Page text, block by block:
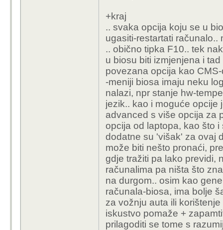
+kraj
.. svaka opcija koju se u
ugasiti-restartati
.. obično tipka F10.. tek
u biosu biti izmjenjena i
povezana opcija kao
-meniji biosa imaju neku
nalazi, npr stanje hw-
jezik.. kao i moguće opcije
advanced s više opcija za
opcija od laptopa, kao što
dodatne su 'višak' za ovaj
može biti nešto pronaći,
gdje tražiti pa lako previdi,
računalima pa ništa što
na durgom.. osim kao
računala-biosa, ima bolje
za vožnju auta ili
iskustvo pomaže +
prilagoditi se tome s